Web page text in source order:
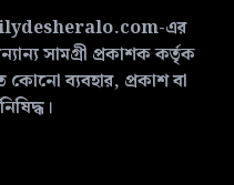
এর
সামগ্রী প্রকাশক কর্তৃক
কোনো ব্যবহার, প্রকাশ বা